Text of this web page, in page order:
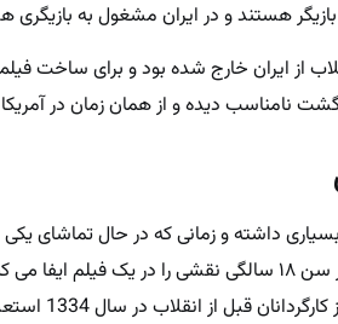
هستند و در ایران مشغول به بازیگری
از ایران خارج شده بود و برای ساخت
نامناسب دیده و از همان زمان در
بسیاری داشته و زمانی که در حال تماشای
می کند.
صمدی از